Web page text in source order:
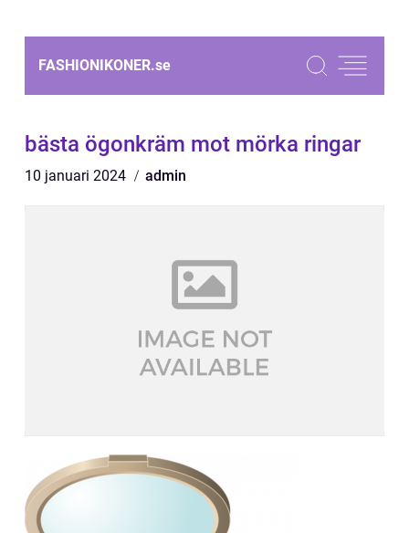
FASHIONIKONER.se
bästa ögonkräm mot mörka ringar
10 januari 2024 admin